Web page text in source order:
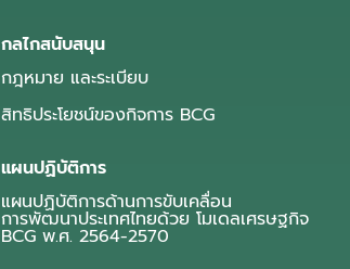
กลไกสนับสนุน
กฎหมาย และระเบียบ
สิทธิประโยชน์ของกิจการ BCG
แผนปฏิบัติการ
แผนปฏิบัติการด้านการขับเคลื่อน
การพัฒนาประเทศไทยด้วย โมเดลเศรษฐกิจ
BCG พ.ศ. 2564-2570